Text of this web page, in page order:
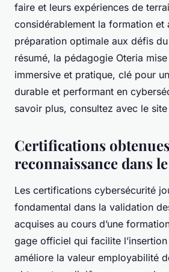
faire et leurs expériences de
considérablement la formation et
préparation optimale aux défis
résumé, la pédagogie Oteria
immersive et pratique, clé pour
durable et performant en
savoir plus, consultez avec le
Certifications
reconnaissance dans
Les certifications cybersécurité
fondamental dans la validation
acquises au cours d’une
gage officiel qui facilite
améliore la valeur employabilité